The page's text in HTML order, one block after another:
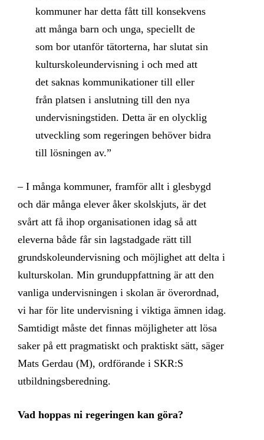
kommuner har detta fått till konsekvens
att många barn och unga, speciellt de
som bor utanför tätorterna, har slutat sin
kulturskoleundervisning i och med att
det saknas kommunikationer till eller
från platsen i anslutning till den nya
undervisningstiden. Detta är en olycklig
utveckling som regeringen behöver bidra
till lösningen av.”
– I många kommuner, framför allt i glesbygd
och där många elever åker skolskjuts, är det
svårt att få ihop organisationen idag så att
eleverna både får sin lagstadgade rätt till
grundskoleundervisning och möjlighet att delta i
kulturskolan. Min grunduppfattning är att den
vanliga undervisningen i skolan är överordnad,
vi har för lite undervisning i viktiga ämnen idag.
Samtidigt måste det finnas möjligheter att lösa
saker på ett pragmatiskt och praktiskt sätt, säger
Mats Gerdau (M), ordförande i SKR:S
utbildningsberedning.
Vad hoppas ni regeringen kan göra?